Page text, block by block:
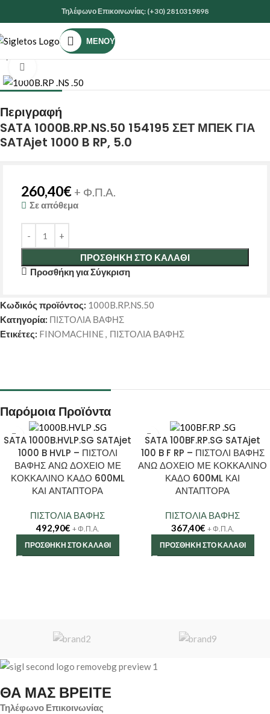
Τηλέφωνο Επικοινωνίας: (+30) 2810319898
ΜΕΝΟΎ
ΕΡΓΑΛΕΙΑ ΕΡΓΑΛΕΙΑ ΑΕΡΟΣ
Περιγραφή
SATA 1000B.RP.NS.50 154195 ΣΕΤ ΜΠΕΚ ΓΙΑ
SATAjet 1000 B RP, 5.0
260,40€ + Φ.Π.Α.
Σε απόθεμα
ΠΡΟΣΘΉΚΗ ΣΤΟ ΚΑΛΆΘΙ
Προσθήκη για Σύγκριση
Κωδικός προϊόντος: 1000B.RP.NS.50
Κατηγορία: ΠΙΣΤΟΛΙΑ ΒΑΦΗΣ
Ετικέτες: FINOMACHINE, ΠΙΣΤΟΛΙΑ ΒΑΦΗΣ
Παρόμοια Προϊόντα
SATA 1000B.HVLP.SG SATAjet
1000 B HVLP – ΠΙΣΤΟΛΙ
ΒΑΦΗΣ ΑΝΩ ΔΟΧΕΙΟ ΜΕ
ΚΟΚΚΑΛΙΝΟ ΚΑΔΟ 600ML
ΚΑΙ ΑΝΤΑΠΤΟΡΑ
ΠΙΣΤΟΛΙΑ ΒΑΦΗΣ
492,90€ + Φ.Π.Α.
ΠΡΟΣΘΉΚΗ ΣΤΟ ΚΑΛΆΘΙ
SATA 100BF.RP.SG SATAjet
100 B F RP – ΠΙΣΤΟΛΙ ΒΑΦΗΣ
ΑΝΩ ΔΟΧΕΙΟ ΜΕ ΚΟΚΚΑΛΙΝΟ
ΚΑΔΟ 600ML ΚΑΙ
ΑΝΤΑΠΤΟΡΑ
ΠΙΣΤΟΛΙΑ ΒΑΦΗΣ
367,40€ + Φ.Π.Α.
ΠΡΟΣΘΉΚΗ ΣΤΟ ΚΑΛΆΘΙ
ΘΑ ΜΑΣ ΒΡΕΙΤΕ
Τηλέφωνο Επικοινωνίας